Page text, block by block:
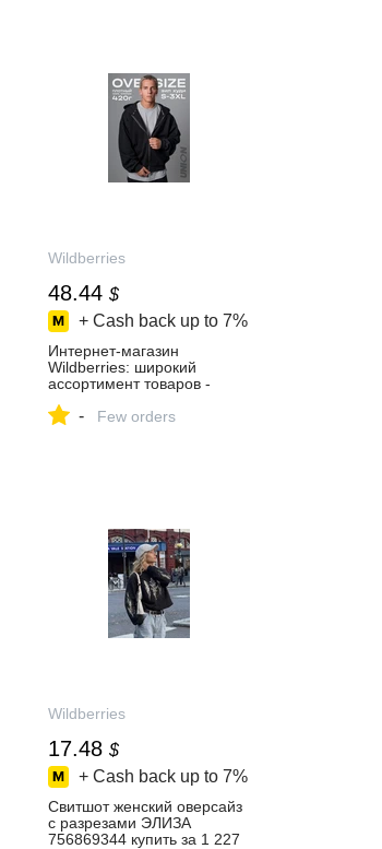
Wildberries
48.44 $
+ Cash back up to 7%
Интернет‑магазин
Wildberries: широкий
ассортимент товаров -
- Few orders
Wildberries
17.48 $
+ Cash back up to 7%
Свитшот женский оверсайз
с разрезами ЭЛИЗА
756869344 купить за 1 227